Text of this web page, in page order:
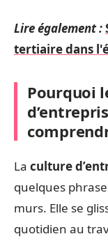
Lire également :
tertiaire dans
Pourquoi
La culture
quelques
murs. Elle se
quotidien au